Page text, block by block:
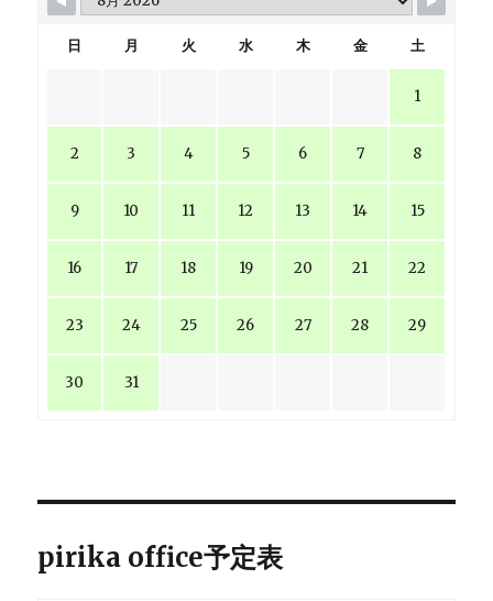
日 月 火 水 木 金 土
1
2 3 4 5 6 7 8
9 10 11 12 13 14 15
16 17 18 19 20 21 22
23 24 25 26 27 28 29
30 31
pirika office予定表